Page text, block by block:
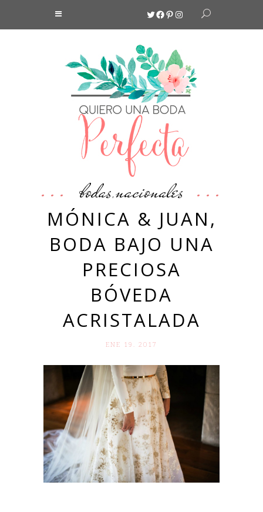
Twitter
Facebook
Pinterest
Instagram
bodas,nacionales
MÓNICA & JUAN,
BODA BAJO UNA
PRECIOSA
BÓVEDA
ACRISTALADA
ENE 19. 2017